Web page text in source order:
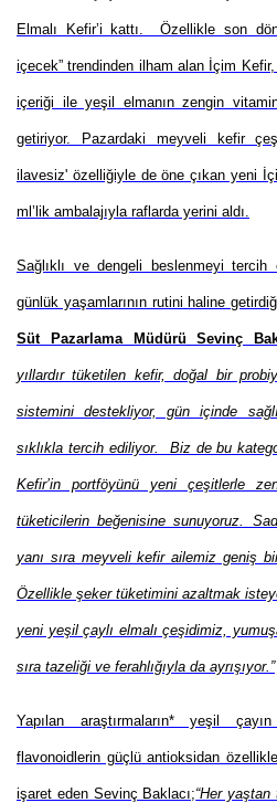
Elmalı Kefir’i kattı. Özellikle son
içecek” trendinden ilham alan İçim
içeriği ile yeşil elmanın zengin
getiriyor. Pazardaki meyveli kefir
ilavesiz' özelliğiyle de öne çıkan yeni
ml’lik ambalajıyla raflarda yerini aldı.
Sağlıklı ve dengeli beslenmeyi
günlük yaşamlarının rutini haline
Süt Pazarlama Müdürü Sevinç
yıllardır tüketilen kefir, doğal bir
sistemini destekliyor, gün içinde
sıklıkla tercih ediliyor. Biz de bu
Kefir’in portföyünü yeni çeşitlerle
tüketicilerin beğenisine sunuyoruz.
yanı sıra meyveli kefir ailemiz geniş
Özellikle şeker tüketimini azaltmak
yeni yeşil çaylı elmalı çeşidimiz,
sıra tazeliği ve ferahlığıyla da ayrışıyor.”
Yapılan araştırmaların* yeşil
flavonoidlerin güçlü antioksidan
işaret eden Sevinç Baklacı;“Her